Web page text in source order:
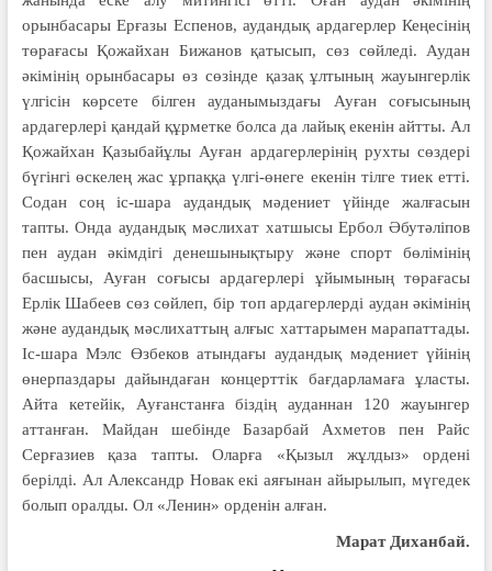
орынбасары Ерғазы Еспенов, аудандық ардагерлер Кеңесінің
төрағасы Қожайхан Бижанов қатысып, сөз сөйледі. Аудан
әкімінің орынбасары өз сөзінде қазақ ұлтының жауынгерлік
үлгісін көрсете білген ауданымыздағы Ауған соғысының
ардагерлері қандай құрметке болса да лайық екенін айтты. Ал
Қожайхан Қазыбайұлы Ауған ардагерлерінің рухты сөздері
бүгінгі өскелең жас ұрпаққа үлгі-өнеге екенін тілге тиек етті.
Содан соң іс-шара аудандық мәдениет үйінде жалғасын
тапты. Онда аудандық мәслихат хатшысы Ербол Әбутәліпов
пен аудан әкімдігі денешынықтыру және спорт бөлімінің
басшысы, Ауған соғысы ардагерлері ұйымының төрағасы
Ерлік Шабеев сөз сөйлеп, бір топ ардагерлерді аудан әкімінің
және аудандық мәслихаттың алғыс хаттарымен марапаттады.
Іс-шара Мэлс Өзбеков атындағы аудандық мәдениет үйінің
өнерпаздары дайындаған концерттік бағдарламаға ұласты.
Айта кетейік, Ауғанстанға біздің ауданнан 120 жауынгер
аттанған. Майдан шебінде Базарбай Ахметов пен Райс
Серғазиев қаза тапты. Оларға «Қызыл жұлдыз» ордені
берілді. Ал Александр Новак екі аяғынан айырылып, мүгедек
болып оралды. Ол «Ленин» орденін алған.
Марат Диханбай.